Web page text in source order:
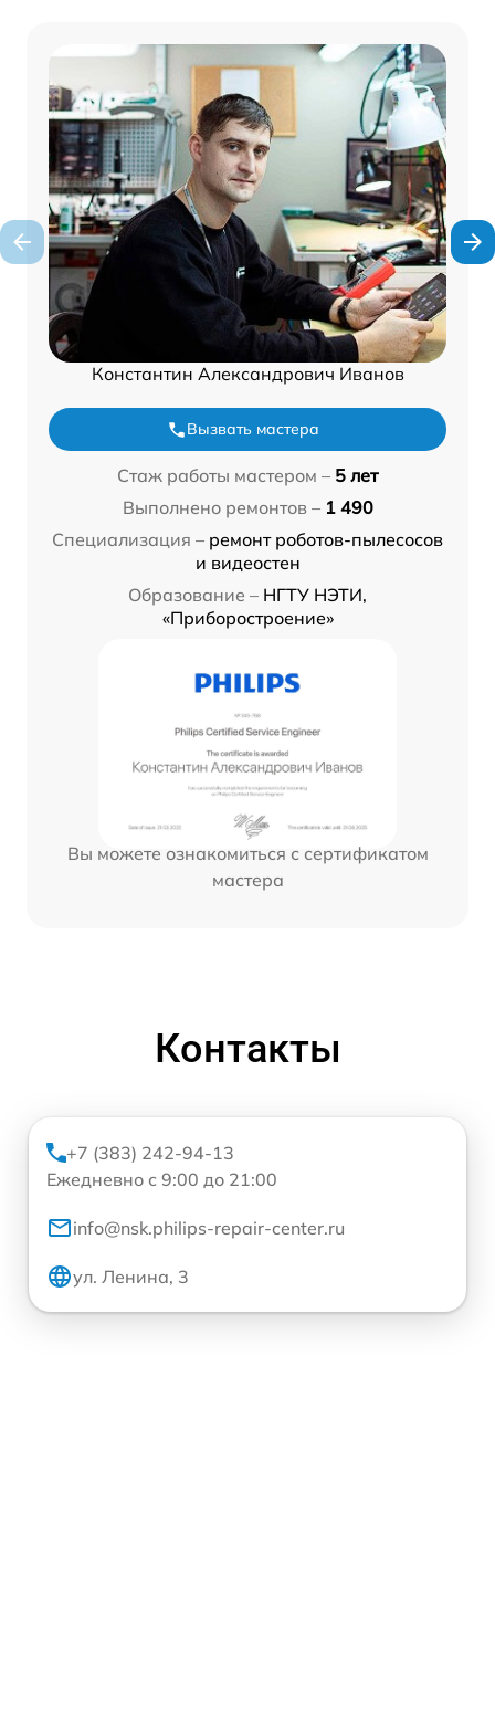
Константин Александрович Иванов
Вызвать мастера
Стаж работы мастером – 5 лет
Выполнено ремонтов – 1 490
Специализация – ремонт роботов-пылесосов
и видеостен
Образование – НГТУ НЭТИ,
«Приборостроение»
Вы можете ознакомиться с сертификатом
мастера
Контакты
+7 (383) 242-94-13
Ежедневно с 9:00 до 21:00
info@nsk.philips-repair-center.ru
ул. Ленина, 3